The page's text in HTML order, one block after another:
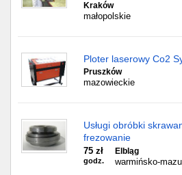
Kraków
małopolskie
Ploter laserowy Co2
Pruszków
mazowieckie
Usługi obróbki
frezowanie
75 zł
godz.
Elbląg
warmińsko-